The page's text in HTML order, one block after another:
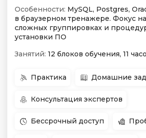
Особенности: MySQL, Postgres,
в браузерном тренажере. Фокус на
сложных группировках и
установки ПО
Занятий: 12 блоков обучения, 11
Практика Домашние
Консультация экспертов
Бессрочный доступ